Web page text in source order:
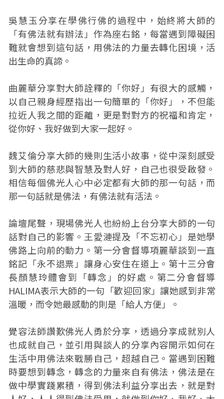
吳慧玉分享在學佛行佛的過程中，始終將大師的
「有佛法就有辦法」作為座右銘，每當遇到障礙困
難就會想到這句話，用佛法的力量去轉化困境，活
出生命的真諦。
曲麗華分享對大師詮釋的「你好」有很大的感觸，
以自己親身經歷指出一句簡單的「你好」，不但能
拉近人我之間的距離，更是對對方的祝福和肯定，
從你好、我好做到大家一起好。
魏艾倫分享大師的幾則生活小故事，從中深刻感受
到大師的慈悲與智慧及對人好，自己也很受啟發。
相信每個佛光人心中必定都有大師的那一句話，而
那一句話就是佛法，有佛法就有活法。
論壇尾聲，現場佛光人也紛紛上台分享大師的一句
話對自己的影響。王愛漣提及「不忘初心」是她學
佛路上向前的動力。第一分會督導項麗華談到一直
銘記「永不退票」讓身心安住在道上。第十三分會
長顏慧玲體會到「轉念」的好處。第二分會督導
HALIMA表示大師的一句「歡迎回家」讓她感到非常
溫暖，而令她最感動的則是「給人方便」。
覺容法師讚歎佛光人勇於分享，透過分享成就別人
也成就自己，並引用與談人的分享內容開示如何在
生活中用佛法來戰勝自己，超越自己。當遇到困難
時要想到轉念，轉念的力量來自有佛法，佛法是在
做中學實踐累積，得到佛法利益分享出去，就是對